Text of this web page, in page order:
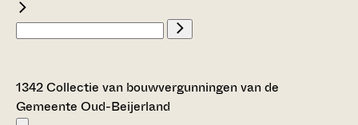
1342 Collectie van bouwvergunningen van de
Gemeente Oud-Beijerland